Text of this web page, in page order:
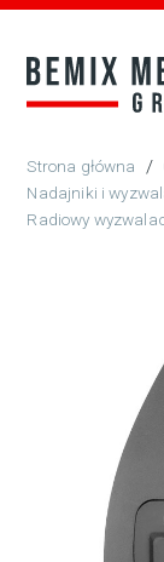
/
Nadajniki i
Radiowy